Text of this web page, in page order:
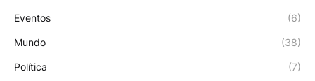
Eventos (6)
Mundo (38)
Política (7)